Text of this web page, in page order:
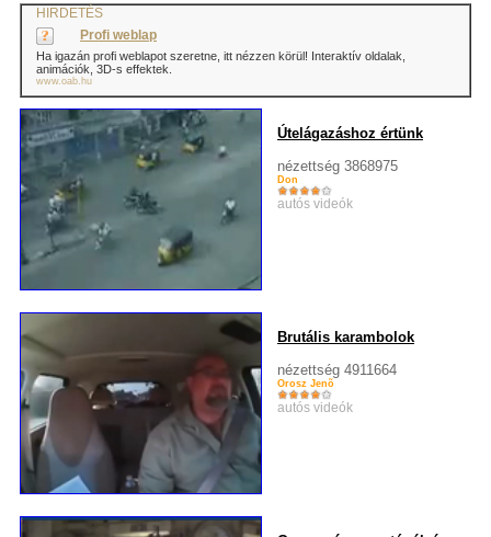
HIRDETÉS
Profi weblap
Ha igazán profi weblapot szeretne, itt nézzen körül! Interaktív oldalak,
animációk, 3D-s effektek.
www.oab.hu
Útelágazáshoz értünk
nézettség 3868975
Don
autós videók
Brutális karambolok
nézettség 4911664
Orosz Jenõ
autós videók